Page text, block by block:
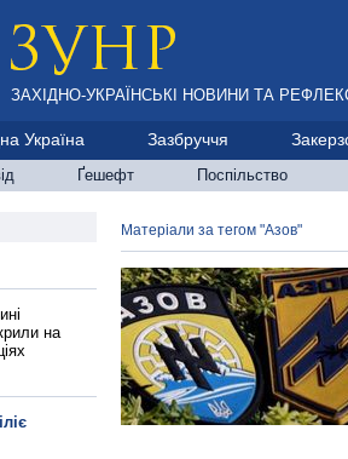
ЗАХІДНО-УКРАЇНСЬКІ НОВИНИ ТА
Україна Зазбруччя
Ґешефт Поспільство
на
Матеріали за тегом "Азов"